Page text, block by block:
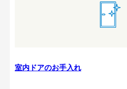
室内ドアのお手入れ